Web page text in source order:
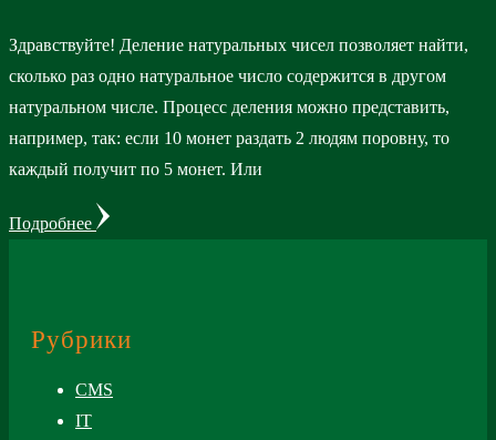
Здравствуйте! Деление натуральных чисел позволяет найти,
сколько раз одно натуральное число содержится в другом
натуральном числе. Процесс деления можно представить,
например, так: если 10 монет раздать 2 людям поровну, то
каждый получит по 5 монет. Или
Подробнее
Рубрики
CMS
IT